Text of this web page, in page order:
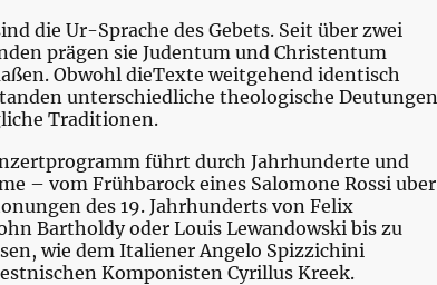
die Ur-Sprache des Gebets. Seit über zwei
prägen sie Judentum und Christentum
Obwohl dieTexte weitgehend identisch
unterschiedliche theologische Deutungen
Traditionen.
führt durch Jahrhunderte und
– vom Frühbarock eines Salomone Rossi uber
des 19. Jahrhunderts von Felix
Bartholdy oder Louis Lewandowski bis zu
wie dem Italiener Angelo Spizzichini
Komponisten Cyrillus Kreek.